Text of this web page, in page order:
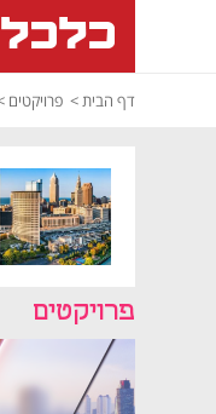
דף הבית פרויקטים
פרויקטים